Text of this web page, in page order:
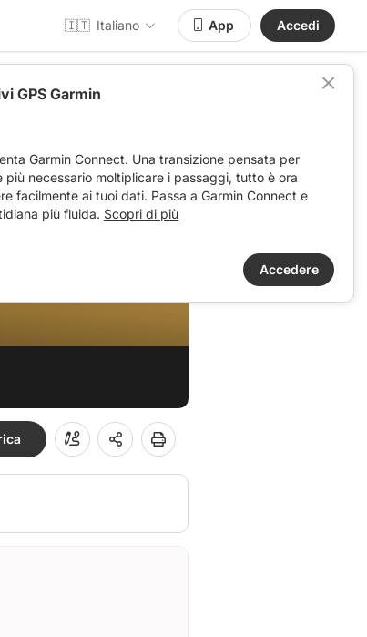
🇮🇹 Italiano App Accedi
GPS Garmin
Garmin Connect. Una transizione pensata per
più necessario moltiplicare i passaggi, tutto è ora
facilmente ai tuoi dati. Passa a Garmin Connect e
più fluida. Scopri di più
Accedere